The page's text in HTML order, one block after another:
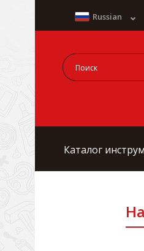
Russian
Каталог